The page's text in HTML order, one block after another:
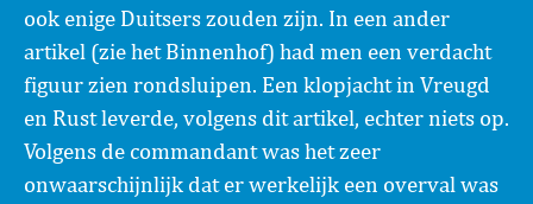
ook enige Duitsers zouden zijn. In een ander
artikel (zie het Binnenhof) had men een verdacht
figuur zien rondsluipen. Een klopjacht in Vreugd
en Rust leverde, volgens dit artikel, echter niets op.
Volgens de commandant was het zeer
onwaarschijnlijk dat er werkelijk een overval was